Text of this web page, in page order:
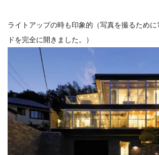
ライトアップの時も印象的（写真を撮るため
ドを完全に開きました。）